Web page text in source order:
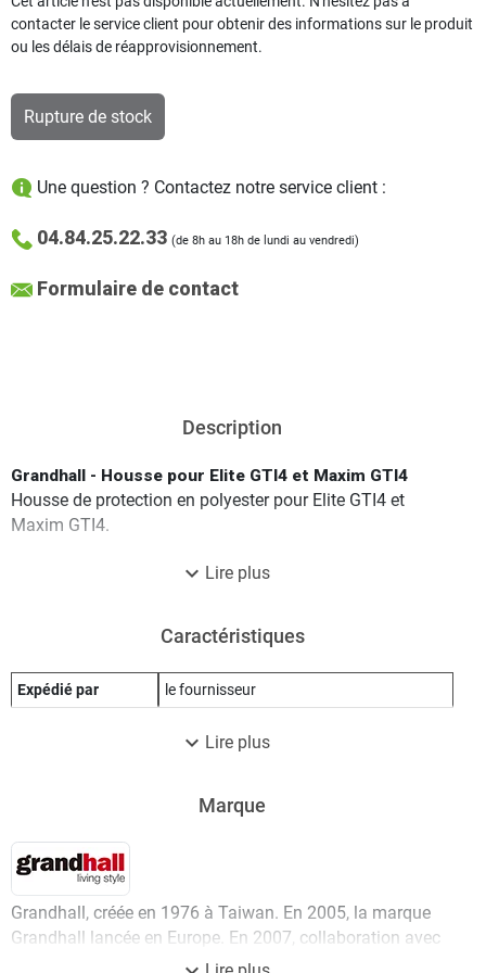
contacter le service client pour obtenir des informations sur le produit
ou les délais de réapprovisionnement.
Rupture de stock
Une question ? Contactez notre service client :
04.84.25.22.33 (de 8h au 18h de lundi au vendredi)
Formulaire de contact
Description
Grandhall - Housse pour Elite GTI4 et Maxim GTI4
Housse de protection en polyester pour Elite GTI4 et
Maxim GTI4.
expand_more Lire plus
Caractéristiques
Expédié par le fournisseur
expand_more Lire plus
Marque
Grandhall, créée en 1976 à Taiwan. En 2005, la marque
Grandhall lancée en Europe. En 2007, collaboration avec
Porsche Design Studio. En 2020, amélioration totale de la